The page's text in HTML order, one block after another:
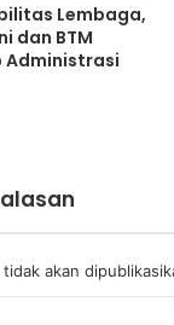
Lembaga,
dan BTM
Administrasi
akan